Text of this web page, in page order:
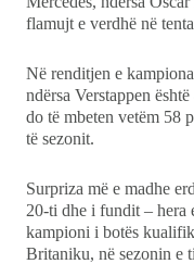
flamujt e verdhë në
Në renditjen e
ndërsa Verstappen
do të mbeten vetëm 58
të sezonit.
Surpriza më e madhe
20-ti dhe i fundit – hera
kampioni i botës
Britaniku, në sezonin e